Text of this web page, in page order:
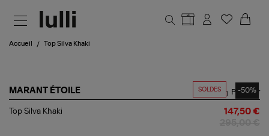
Accueil Top Silva Khaki
SOLDES -50%
MARANT ÉTOILE
Top
Partager
Top Silva Khaki 147,50 €